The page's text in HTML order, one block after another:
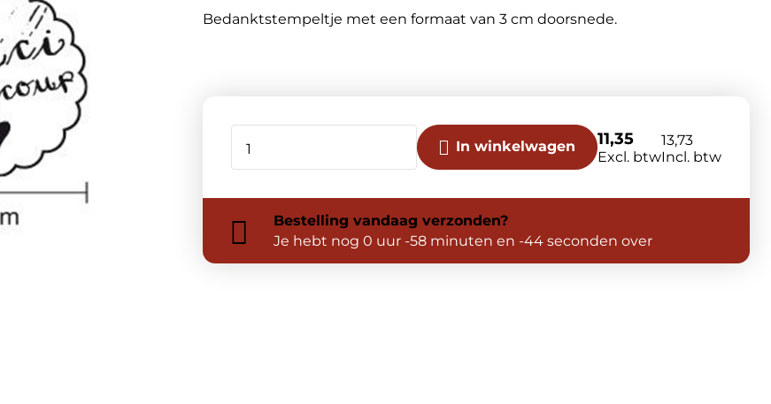
Bedanktstempeltje met een formaat van 3 cm doorsnede.
In winkelwagen 11,35
Excl. btw
13,73
Incl. btw
Bestelling vandaag verzonden?
Je hebt nog 0 uur -58 minuten en -45 seconden over